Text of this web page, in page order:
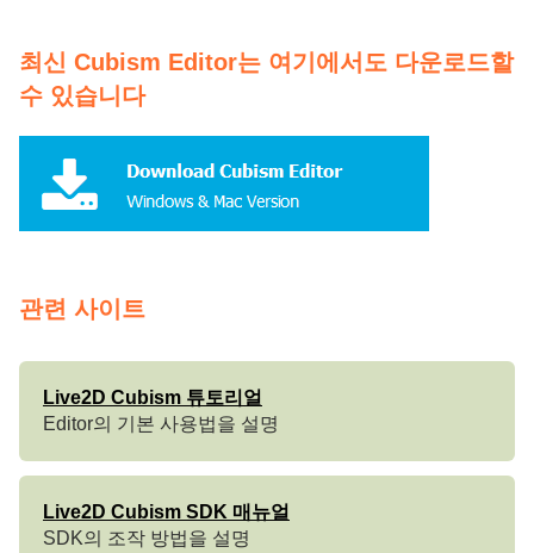
최신 Cubism Editor는 여기에서도 다운로드할
수 있습니다
관련 사이트
Live2D Cubism 튜토리얼
Editor의 기본 사용법을 설명
Live2D Cubism SDK 매뉴얼
SDK의 조작 방법을 설명